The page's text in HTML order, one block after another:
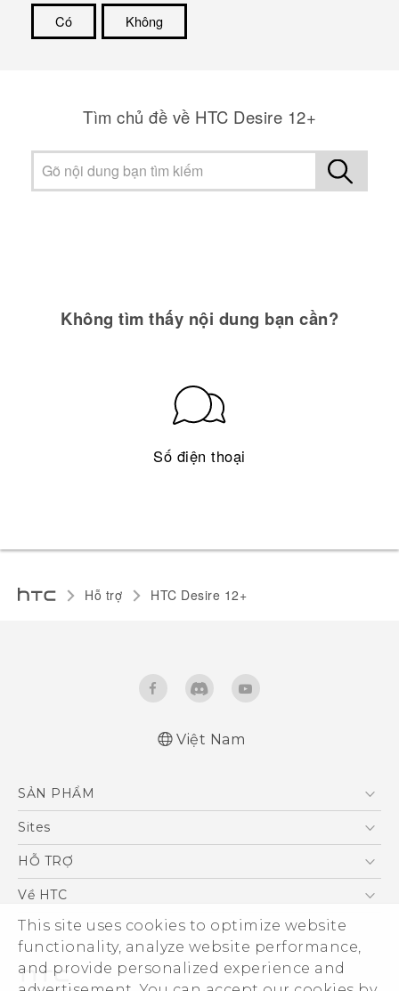
This site uses cookies to optimize website
functionality, analyze website performance,
and provide personalized experience and
Có
Không
Tìm chủ đề về HTC Desire 12+
Không tìm thấy nội dung bạn cần?
Số điện thoại
Hỗ trợ HTC Desire 12+‎
Việt Nam
SẢN PHẨM
5G
Điện Thoại Thông Minh
VIVE
Sites
HTC Dev
HỖ TRỢ
Trung tâm hỗ trợ
Hỗ trợ bảo hành HTC
Về HTC
ESG
Nhà đầu tư
Làm việc tại HTC